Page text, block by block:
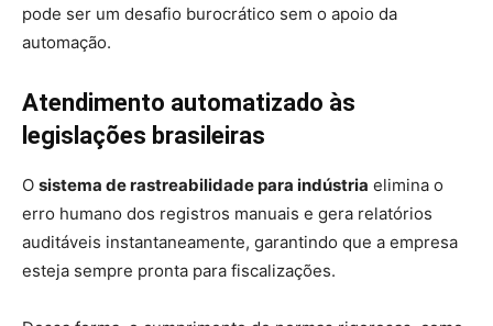
pode ser um desafio burocrático sem o apoio da
automação.
Atendimento automatizado às
legislações brasileiras
O sistema de rastreabilidade para indústria elimina o
erro humano dos registros manuais e gera relatórios
auditáveis instantaneamente, garantindo que a empresa
esteja sempre pronta para fiscalizações.